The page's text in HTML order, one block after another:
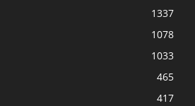
1337
1078
1033
465
417